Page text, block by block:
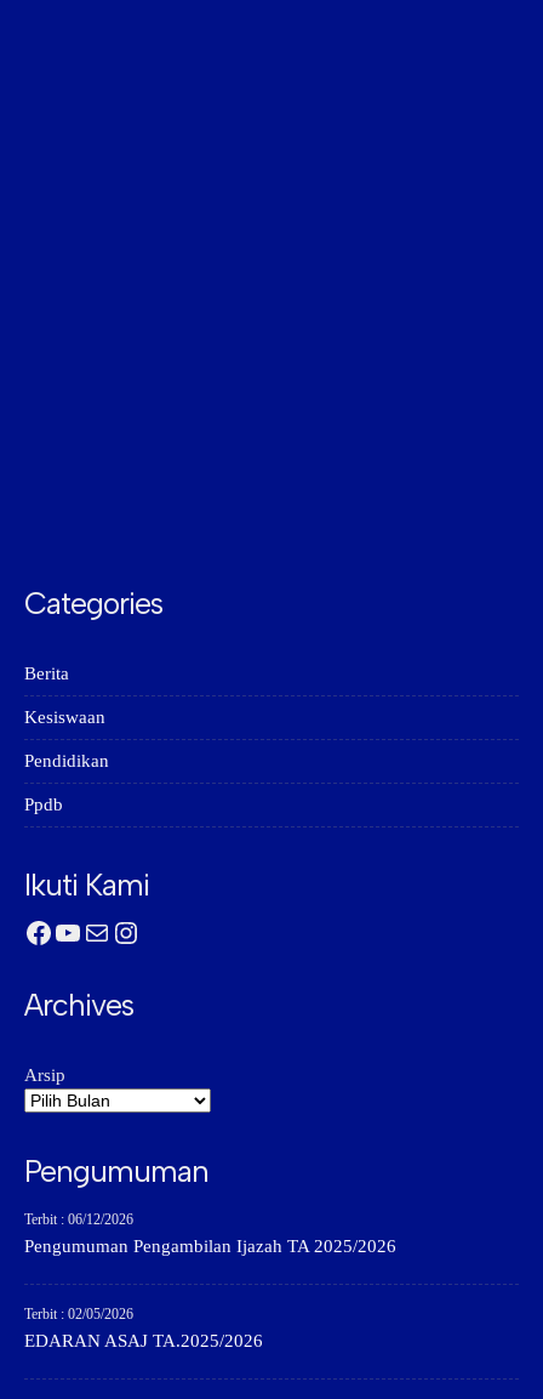
Categories
Berita
Kesiswaan
Pendidikan
Ppdb
Ikuti Kami
Facebook
YouTube
MailInstagram
Archives
Arsip
Pengumuman
Terbit : 06/12/2026
Pengumuman Pengambilan Ijazah TA 2025/2026
Terbit : 02/05/2026
EDARAN ASAJ TA.2025/2026